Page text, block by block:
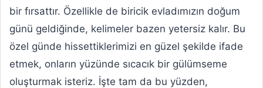
bir fırsattır. Özellikle de biricik evladımızın doğum
günü geldiğinde, kelimeler bazen yetersiz kalır. Bu
özel günde hissettiklerimizi en güzel şekilde ifade
etmek, onların yüzünde sıcacık bir gülümseme
oluşturmak isteriz. İşte tam da bu yüzden,